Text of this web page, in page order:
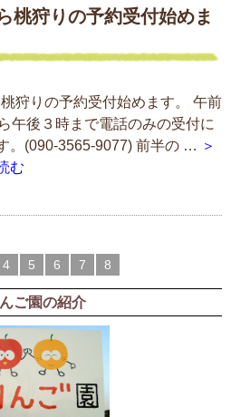
桃狩りの予約受付始めま
狩りの予約受付始めます。 午前
午後３時まで電話のみの受付に
。(090-3565-9077) 前半の … ＞
む
4 5 6 7 8
ご園の紹介